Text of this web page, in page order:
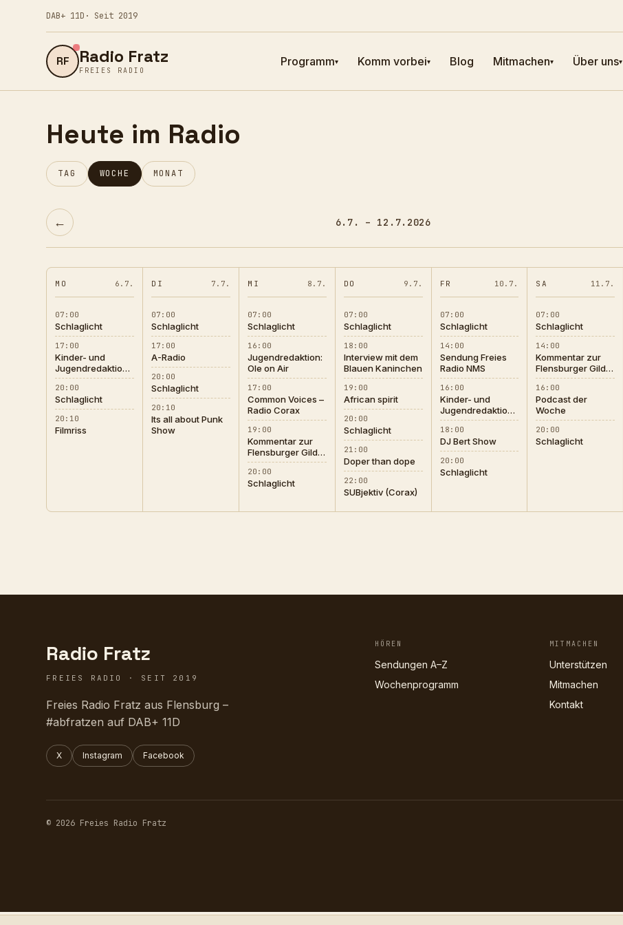
DAB+ 11D · Seit 2019
RF Radio Fratz
FREIES RADIO
Programm▾ Komm vorbei▾ Blog Mitmachen▾ Über uns▾
Heute im Radio
TAG WOCHE MONAT
← 6.7. – 12.7.2026
MO 6.7.
07:00
Schlaglicht
17:00
Kinder- und
Jugendredaktion
Radio Corax
20:00
Schlaglicht
20:10
Filmriss
DI 7.7.
07:00
Schlaglicht
17:00
A-Radio
20:00
Schlaglicht
20:10
Its all about Punk
Show
MI 8.7.
07:00
Schlaglicht
16:00
Jugendredaktion:
Ole on Air
17:00
Common Voices –
Radio Corax
19:00
Kommentar zur
Flensburger Gilde
und ihrem
Umgang mit der
AfD
20:00
Schlaglicht
DO 9.7.
07:00
Schlaglicht
18:00
Interview mit dem
Blauen Kaninchen
19:00
African spirit
20:00
Schlaglicht
21:00
Doper than dope
22:00
SUBjektiv (Corax)
FR 10.7.
07:00
Schlaglicht
14:00
Sendung Freies
Radio NMS
16:00
Kinder- und
Jugendredaktion
Radio Corax
18:00
DJ Bert Show
20:00
Schlaglicht
SA 11.7.
07:00
Schlaglicht
14:00
Kommentar zur
Flensburger Gilde
und ihrem
Umgang mit der
AfD
16:00
Podcast der
Woche
20:00
Schlaglicht
Radio Fratz
FREIES RADIO · SEIT 2019
Freies Radio Fratz aus Flensburg –
#abfratzen auf DAB+ 11D
X Instagram Facebook
HÖREN
Sendungen A–Z
Wochenprogramm
MITMACHEN
Unterstützen
Mitmachen
Kontakt
© 2026 Freies Radio Fratz